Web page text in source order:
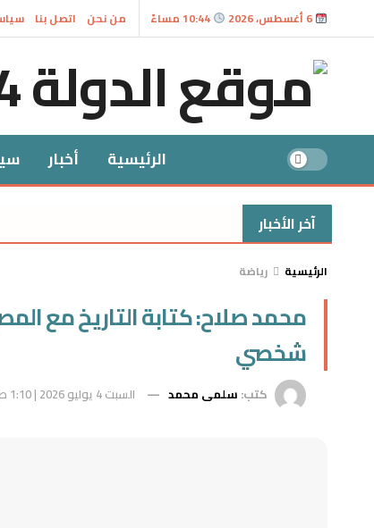
6 أغسطس، 2026 من نحن اتصل بنا
الرئيسية أخبار
آخر الأخبار
الرئيسية رياضة
محمد صلاح: كتابة التاريخ مع
شخصي
كتب: سلمى محمد السبت 4 يوليو 2026 | 1:10 ص